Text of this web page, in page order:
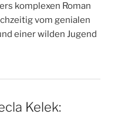
komplexen Roman
vom genialen
einer wilden Jugend
Kelek: